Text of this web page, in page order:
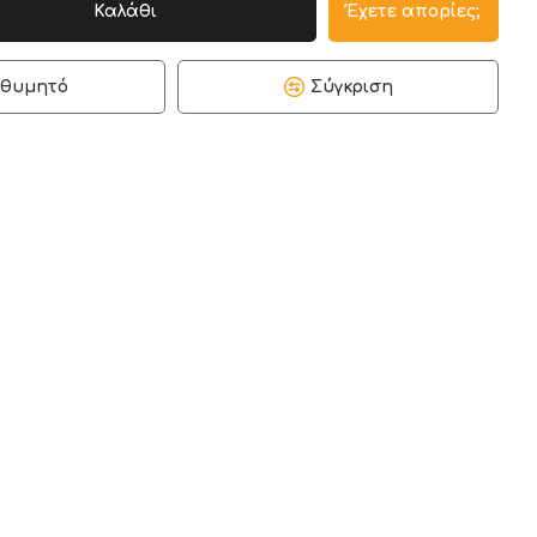
Καλάθι Έχετε απορίες;
Σύγκριση